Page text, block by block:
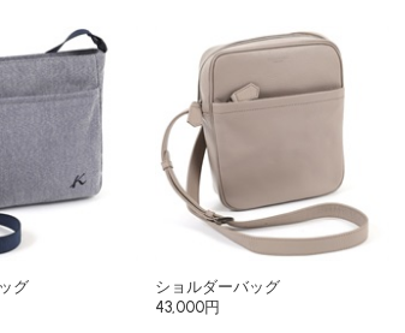
グ
ショルダーバッグ
43,000円